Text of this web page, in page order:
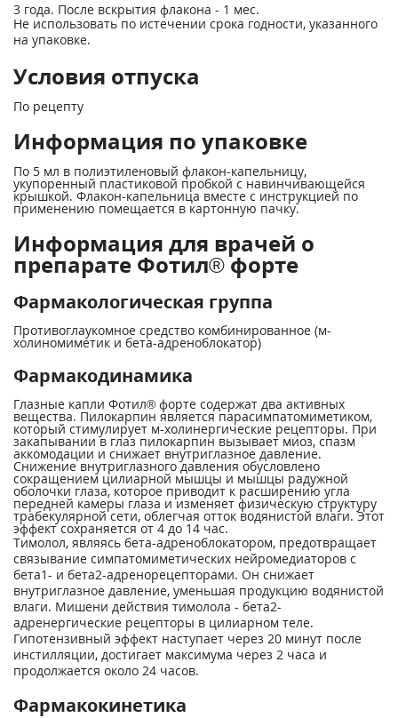
3 года. После вскрытия флакона - 1 мес.
Не использовать по истечении срока годности, указанного
на упаковке.
Условия отпуска
По рецепту
Информация по упаковке
По 5 мл в полиэтиленовый флакон-капельницу,
укупоренный пластиковой пробкой с навинчивающейся
крышкой. Флакон-капельница вместе с инструкцией по
применению помещается в картонную пачку.
Информация для врачей о
препарате Фотил® форте
Фармакологическая группа
Противоглаукомное средство комбинированное (м-
холиномиметик и бета-адреноблокатор)
Фармакодинамика
Глазные капли Фотил® форте содержат два активных
вещества. Пилокарпин является парасимпатомиметиком,
который стимулирует м-холинергические рецепторы. При
закапывании в глаз пилокарпин вызывает миоз, спазм
аккомодации и снижает внутриглазное давление.
Снижение внутриглазного давления обусловлено
сокращением цилиарной мышцы и мышцы радужной
оболочки глаза, которое приводит к расширению угла
передней камеры глаза и изменяет физическую структуру
трабекулярной сети, облегчая отток водянистой влаги. Этот
эффект сохраняется от 4 до 14 час.
Тимолол, являясь бета-адреноблокатором, предотвращает
связывание симпатомиметических нейромедиаторов с
бета1- и бета2-адренорецепторами. Он снижает
внутриглазное давление, уменьшая продукцию водянистой
влаги. Мишени действия тимолола - бета2-
адренергические рецепторы в цилиарном теле.
Гипотензивный эффект наступает через 20 минут после
инстилляции, достигает максимума через 2 часа и
продолжается около 24 часов.
Фармакокинетика